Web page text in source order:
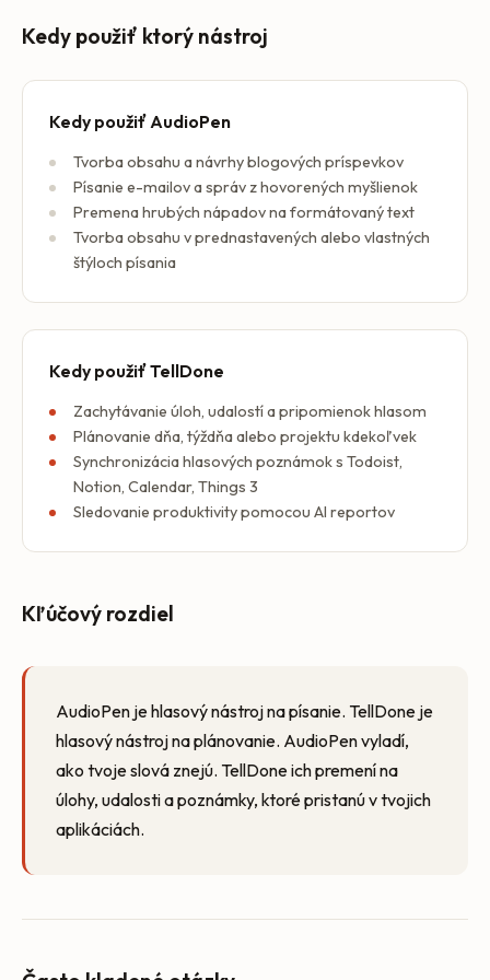
Kedy použiť ktorý nástroj
Kedy použiť AudioPen
Tvorba obsahu a návrhy blogových príspevkov
Písanie e-mailov a správ z hovorených myšlienok
Premena hrubých nápadov na formátovaný text
Tvorba obsahu v prednastavených alebo vlastných
štýloch písania
Kedy použiť TellDone
Zachytávanie úloh, udalostí a pripomienok hlasom
Plánovanie dňa, týždňa alebo projektu kdekoľvek
Synchronizácia hlasových poznámok s Todoist,
Notion, Calendar, Things 3
Sledovanie produktivity pomocou AI reportov
Kľúčový rozdiel
AudioPen je hlasový nástroj na písanie. TellDone je
hlasový nástroj na plánovanie. AudioPen vyladí,
ako tvoje slová znejú. TellDone ich premení na
úlohy, udalosti a poznámky, ktoré pristanú v tvojich
aplikáciách.